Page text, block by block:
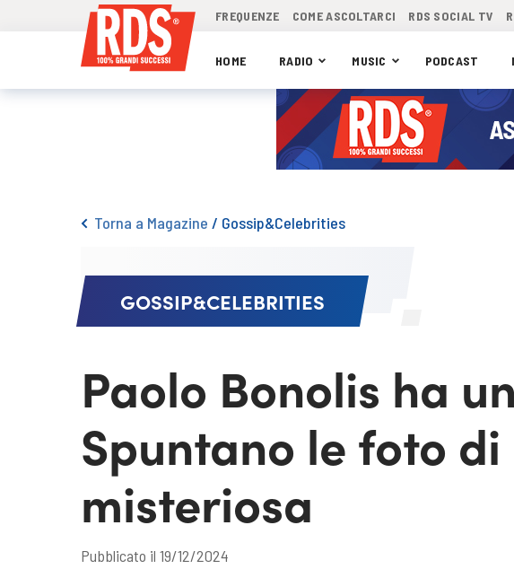
FREQUENZE COME ASCOLTARCI RDS SOCIAL TV
HOME RADIO MUSIC PODCAST
Torna a Magazine / Gossip&Celebrities
GOSSIP&CELEBRITIES
Paolo Bonolis ha
Spuntano le foto
misteriosa
Pubblicato il 19/12/2024